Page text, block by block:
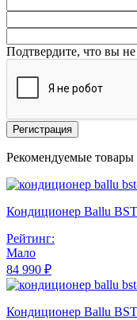
Подтвердите, что вы
Регистрация
Рекомендуемые товары
Кондиционер Ballu
Рейтинг:
Мало
84 990 ₽
Кондиционер Ballu